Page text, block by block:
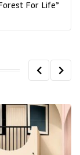
For Life”